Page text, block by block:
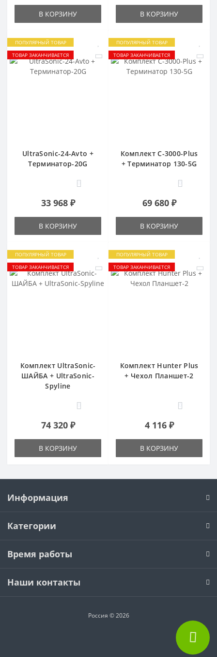
В КОРЗИНУ В КОРЗИНУ
ПОПУЛЯРНЫЙ ТОВАР
ТОВАР ЗАКАНЧИВАЕТСЯ
UltraSonic-24-Avto +
Терминатор-20G
0
33 968 ₽
В КОРЗИНУ
ПОПУЛЯРНЫЙ ТОВАР
ТОВАР ЗАКАНЧИВАЕТСЯ
Комплект C-3000-Plus
+ Терминатор 130-5G
0
69 680 ₽
В КОРЗИНУ
ПОПУЛЯРНЫЙ ТОВАР
ТОВАР ЗАКАНЧИВАЕТСЯ
Комплект UltraSonic-
ШАЙБА + UltraSonic-
Spyline
0
74 320 ₽
В КОРЗИНУ
ПОПУЛЯРНЫЙ ТОВАР
ТОВАР ЗАКАНЧИВАЕТСЯ
Комплект Hunter Plus
+ Чехол Планшет-2
0
4 116 ₽
В КОРЗИНУ
Информация
Категории
Время работы
Наши контакты
Россия © 2026